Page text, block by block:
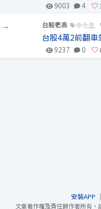
9003 4
→ 台股老高 中化生
台股4萬2前翻
9237 0
安裝APP ｜
文章著作權及責任歸作者所有